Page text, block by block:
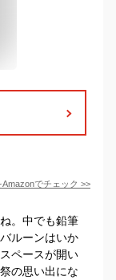
Amazonでチェック >>
。中でも鉛筆
ルーンはいか
ペースが開い
の思い出にな